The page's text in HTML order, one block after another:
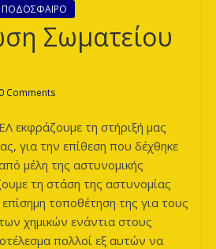
ΠΟΔΟΣΦΑΙΡΟ
Σωματείου
0 Comments
εκφράζουμε τη στήριξή μας
για την επίθεση που δέχθηκε
μέλη της αστυνομικής
τη στάση της αστυνομίας
τοποθέτηση της για τους
χημικών ενάντια στους
πολλοί εξ αυτών να